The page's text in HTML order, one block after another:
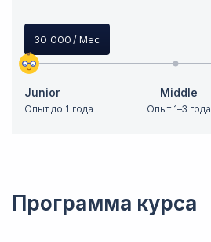
30 000 / Мес
Junior
Опыт до 1 года
Middle
Опыт 1–3 года
Программа курса